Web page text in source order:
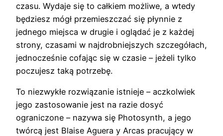
czasu. Wydaje się to całkiem możliwe, a wtedy
będziesz mógł przemieszczać się płynnie z
jednego miejsca w drugie i oglądać je z każdej
strony, czasami w najdrobniejszych szczegółach,
jednocześnie cofając się w czasie – jeżeli tylko
poczujesz taką potrzebę.
To niezwykłe rozwiązanie istnieje – aczkolwiek
jego zastosowanie jest na razie dosyć
ograniczone – nazywa się Photosynth, a jego
twórcą jest Blaise Aguera y Arcas pracujący w